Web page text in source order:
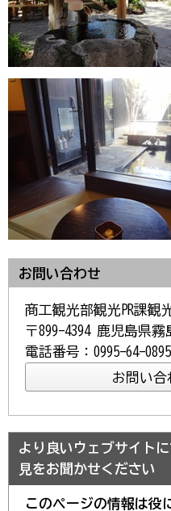
お問い合わせ
商工観光部観光PR課観
〒899-4394 鹿児島県霧
電話番号：0995-64-0895
より良いウェブサイト
見をお聞かせください
このページの情報は役